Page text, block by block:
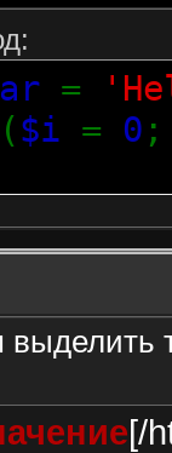
=
$i = 0
[/